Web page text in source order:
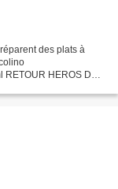
des plats à
HEROS DE